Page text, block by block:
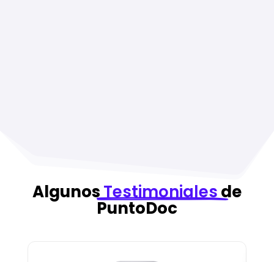
AlgunosTestimonialesde
PuntoDoc